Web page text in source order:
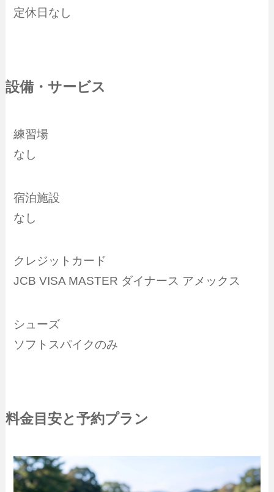
定休日なし
設備・サービス
練習場
なし
宿泊施設
なし
クレジットカード
JCB VISA MASTER ダイナース アメックス
シューズ
ソフトスパイクのみ
料金目安と予約プラン